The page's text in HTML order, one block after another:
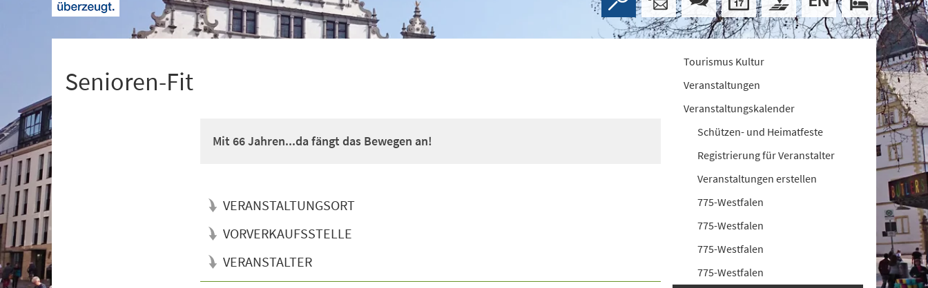
Senioren-Fit
Mit 66 Jahren...da fängt das Bewegen an!
VERANSTALTUNGSORT
VORVERKAUFSSTELLE
VERANSTALTER
Tourismus Kultur
Veranstaltungen
Veranstaltungskalender
Schützen- und Heimatfeste
Registrierung für Veranstalter
Veranstaltungen erstellen
775-Westfalen
775-Westfalen
775-Westfalen
775-Westfalen